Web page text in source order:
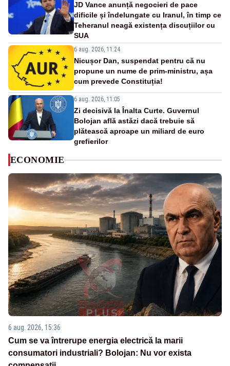
JD Vance anunță negocieri de pace
dificile și îndelungate cu Iranul, în timp ce
Teheranul neagă existența discuțiilor cu
SUA
6 aug. 2026, 11:24
Nicușor Dan, suspendat pentru că nu
propune un nume de prim-ministru, așa
cum prevede Constituția!
6 aug. 2026, 11:05
Zi decisivă la Înalta Curte. Guvernul
Bolojan află astăzi dacă trebuie să
plătească aproape un miliard de euro
grefierilor
ECONOMIE
6 aug. 2026, 15:36
Cum se va întrerupe energia electrică la marii
consumatori industriali? Bolojan: Nu vor exista